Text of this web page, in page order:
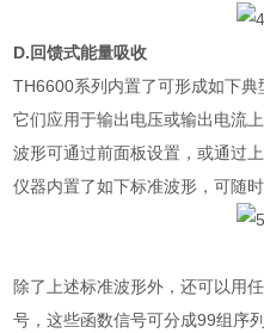
D.回馈式能量吸收
TH6600系列内置了可形成如下
它们应用于输出电压或输出电流上
波形可通过前面板设置，或通过上
仪器内置了如下标准波形，可随
除了上述标准波形外，还可以用
号，这些函数信号可分成99组序